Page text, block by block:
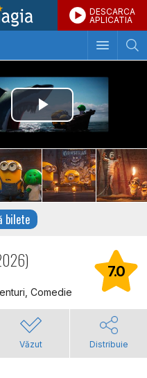
DESCARCA
APLICATIA
bilete
Comedie
7.0
Văzut Distribuie